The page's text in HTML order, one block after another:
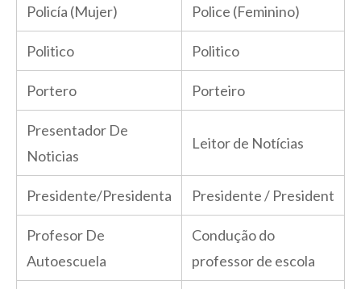
Policía (Mujer) Police (Feminino)
Politico Politico
Portero Porteiro
Presentador De
Noticias
Leitor de Notícias
Presidente/Presidenta Presidente / President
Profesor De
Autoescuela
Condução do
professor de escola